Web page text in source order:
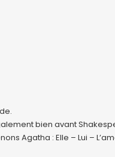
bien avant
Agatha : Elle – Lui –